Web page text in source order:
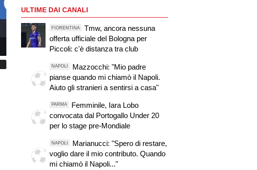
ULTIME DAI CANALI
FIORENTINA
Tmw, ancora nessuna
offerta ufficiale del Bologna per
Piccoli: c'è distanza tra club
NAPOLI
Mazzocchi: "Mio padre
pianse quando mi chiamò il Napoli.
Aiuto gli stranieri a sentirsi a casa"
PARMA
Femminile, Iara Lobo
convocata dal Portogallo Under 20
per lo stage pre-Mondiale
NAPOLI
Marianucci: "Spero di restare,
voglio dare il mio contributo. Quando
mi chiamò il Napoli..."